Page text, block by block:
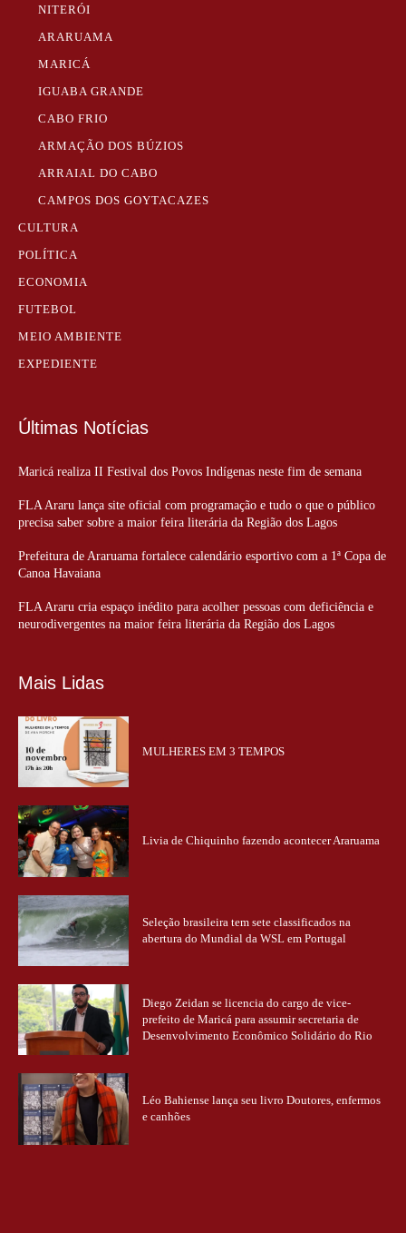
NITERÓI
ARARUAMA
MARICÁ
IGUABA GRANDE
CABO FRIO
ARMAÇÃO DOS BÚZIOS
ARRAIAL DO CABO
CAMPOS DOS GOYTACAZES
CULTURA
POLÍTICA
ECONOMIA
FUTEBOL
MEIO AMBIENTE
EXPEDIENTE
Últimas Notícias
Maricá realiza II Festival dos Povos Indígenas neste fim de semana
FLA Araru lança site oficial com programação e tudo o que o público
precisa saber sobre a maior feira literária da Região dos Lagos
Prefeitura de Araruama fortalece calendário esportivo com a 1ª Copa de
Canoa Havaiana
FLA Araru cria espaço inédito para acolher pessoas com deficiência e
neurodivergentes na maior feira literária da Região dos Lagos
Mais Lidas
MULHERES EM 3 TEMPOS
Livia de Chiquinho fazendo acontecer Araruama
Seleção brasileira tem sete classificados na
abertura do Mundial da WSL em Portugal
Diego Zeidan se licencia do cargo de vice-
prefeito de Maricá para assumir secretaria de
Desenvolvimento Econômico Solidário do Rio
Léo Bahiense lança seu livro Doutores, enfermos
e canhões